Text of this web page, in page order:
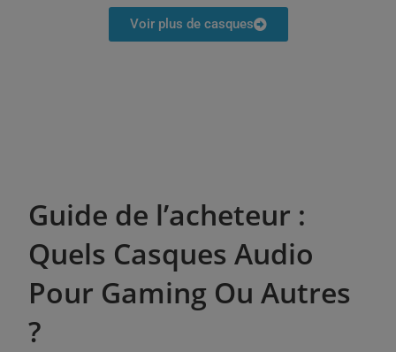
Voir plus de casques
Guide de l’acheteur :
Quels Casques Audio
Pour Gaming Ou Autres
?